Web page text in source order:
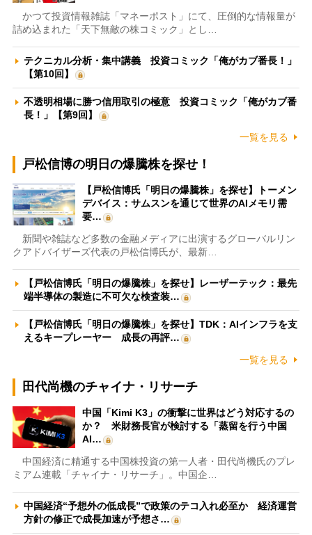
かつて投資情報雑誌「マネーポスト」にて、圧倒的な情報量が
詰め込まれた「天下無敵の株コミック」とし…
テクニカル分析・集中講義 投資コミック「俺がカブ番長！」
【第10回】
不透明相場に勝つ信用取引の極意 投資コミック「俺がカブ番
長！」【第9回】
一覧を見る
戸松信博の明日の爆騰株を探せ！
【戸松信博氏「明日の爆騰株」を探せ】トーメン
デバイス：サムスンを通じて世界のAIメモリ需
要…
新聞や雑誌など多数の金融メディアに出演するグローバルリン
クアドバイザーズ代表の戸松信博氏が、最新…
【戸松信博氏「明日の爆騰株」を探せ】レーザーテック：最先
端半導体の製造に不可欠な検査装…
【戸松信博氏「明日の爆騰株」を探せ】TDK：AIインフラを支
えるキープレーヤー 成長の再評…
一覧を見る
田代尚機のチャイナ・リサーチ
中国「Kimi K3」の衝撃に世界はどう対応するの
か？ 米財務長官が検討する「蒸留を行う中国
AI…
中国経済に精通する中国株投資の第一人者・田代尚機氏のプレ
ミアム連載「チャイナ・リサーチ」。中国企…
中国経済“予想外の低成長”で政策のテコ入れ必至か 経済運営
方針の修正で成長加速が予想さ…